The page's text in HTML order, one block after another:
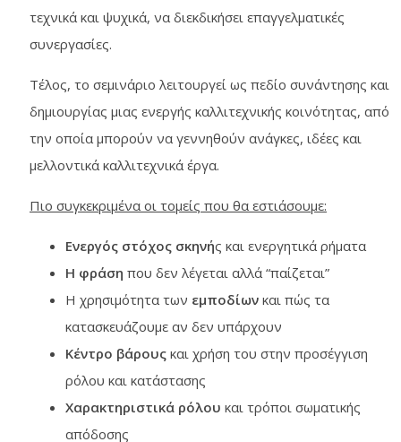
τεχνικά και ψυχικά, να διεκδικήσει επαγγελματικές
συνεργασίες.
Τέλος, το σεμινάριο λειτουργεί ως πεδίο συνάντησης και
δημιουργίας μιας ενεργής καλλιτεχνικής κοινότητας, από
την οποία μπορούν να γεννηθούν ανάγκες, ιδέες και
μελλοντικά καλλιτεχνικά έργα.
Πιο συγκεκριμένα οι τομείς που θα εστιάσουμε:
Ενεργός στόχος σκηνής και ενεργητικά ρήματα
Η φράση που δεν λέγεται αλλά “παίζεται”
Η χρησιμότητα των εμποδίων και πώς τα
κατασκευάζουμε αν δεν υπάρχουν
Κέντρο βάρους και χρήση του στην προσέγγιση
ρόλου και κατάστασης
Χαρακτηριστικά ρόλου και τρόποι σωματικής
απόδοσης